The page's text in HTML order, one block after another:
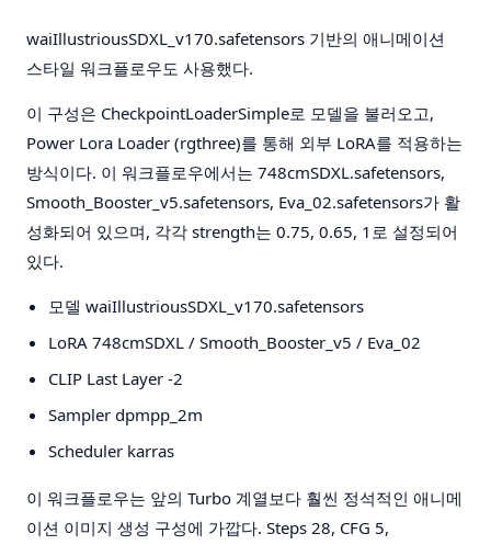
waiIllustriousSDXL_v170.safetensors 기반의 애니메이션
스타일 워크플로우도 사용했다.
이 구성은 CheckpointLoaderSimple로 모델을 불러오고,
Power Lora Loader (rgthree)를 통해 외부 LoRA를 적용하는
방식이다. 이 워크플로우에서는 748cmSDXL.safetensors,
Smooth_Booster_v5.safetensors, Eva_02.safetensors가 활
성화되어 있으며, 각각 strength는 0.75, 0.65, 1로 설정되어
있다.
모델 waiIllustriousSDXL_v170.safetensors
LoRA 748cmSDXL / Smooth_Booster_v5 / Eva_02
CLIP Last Layer -2
Sampler dpmpp_2m
Scheduler karras
이 워크플로우는 앞의 Turbo 계열보다 훨씬 정석적인 애니메
이션 이미지 생성 구성에 가깝다. Steps 28, CFG 5,